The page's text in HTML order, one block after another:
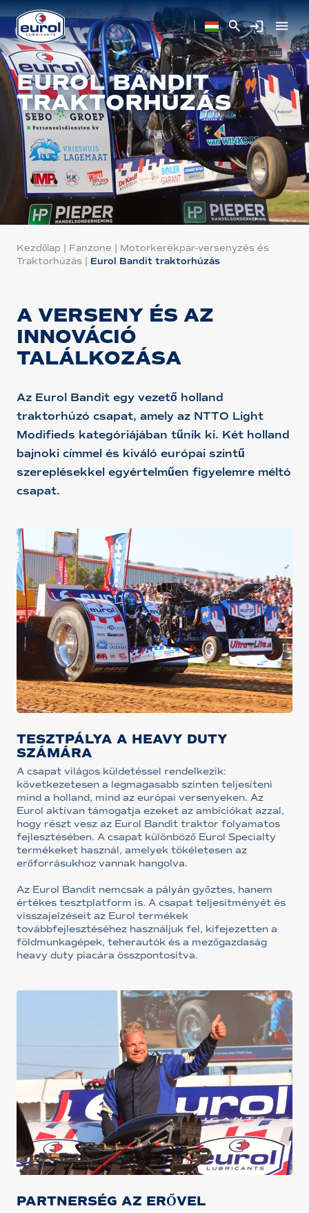
EUROL BANDIT
TRAKTORHÚZÁS
Kezdőlap | Fanzone | Motorkerékpár-versenyzés és
Traktorhúzás | Eurol Bandit traktorhúzás
A VERSENY ÉS AZ
INNOVÁCIÓ
TALÁLKOZÁSA
Az Eurol Bandit egy vezető holland
traktorhúzó csapat, amely az NTTO Light
Modifieds kategóriájában tűnik ki. Két holland
bajnoki címmel és kiváló európai szintű
szereplésekkel egyértelműen figyelemre méltó
csapat.
TESZTPÁLYA A HEAVY DUTY
SZÁMÁRA
A csapat világos küldetéssel rendelkezik:
következetesen a legmagasabb szinten teljesíteni
mind a holland, mind az európai versenyeken. Az
Eurol aktívan támogatja ezeket az ambíciókat azzal,
hogy részt vesz az Eurol Bandit traktor folyamatos
fejlesztésében. A csapat különböző Eurol Specialty
termékeket használ, amelyek tökéletesen az
erőforrásukhoz vannak hangolva.
Az Eurol Bandit nemcsak a pályán győztes, hanem
értékes tesztplatform is. A csapat teljesítményét és
visszajelzéseit az Eurol termékek
továbbfejlesztéséhez használjuk fel, kifejezetten a
földmunkagépek, teherautók és a mezőgazdaság
heavy duty piacára összpontosítva.
PARTNERSÉG AZ ERŐVEL